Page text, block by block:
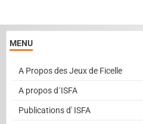
MENU
A Propos des Jeux de Ficelle
A propos d´ISFA
Publications d' ISFA